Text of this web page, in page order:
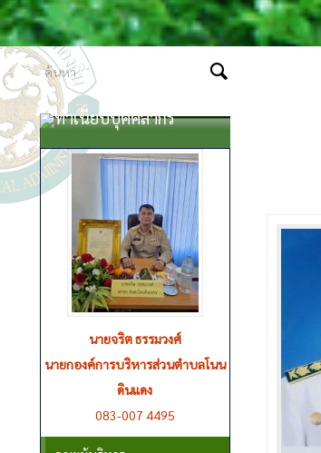
ทำเนียบบุคคลากร
นายจริต ธรรมวงศ์
นายกองค์การบริหารส่วนตำบลโนน
ดินแดง
083-007 4495